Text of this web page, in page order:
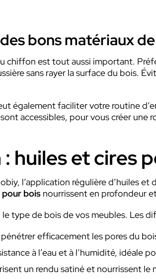
bons matériaux
chiffon est tout aussi important.
sans rayer la surface du bois.
également faciliter votre routine
accessibles, pour vous créer une
huiles et cires
l’application régulière d’huiles
pour bois nourrissent en profondeur
type de bois de vos meubles. Les
efficacement les pores du
à l’eau et à l’humidité, idéale
un rendu satiné et nourrissent le